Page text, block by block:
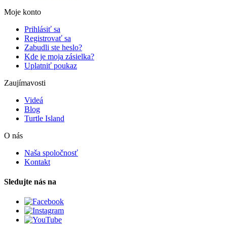
Moje konto
Prihlásiť sa
Registrovať sa
Zabudli ste heslo?
Kde je moja zásielka?
Uplatniť poukaz
Zaujímavosti
Videá
Blog
Turtle Island
O nás
Naša spoločnosť
Kontakt
Sledujte nás na